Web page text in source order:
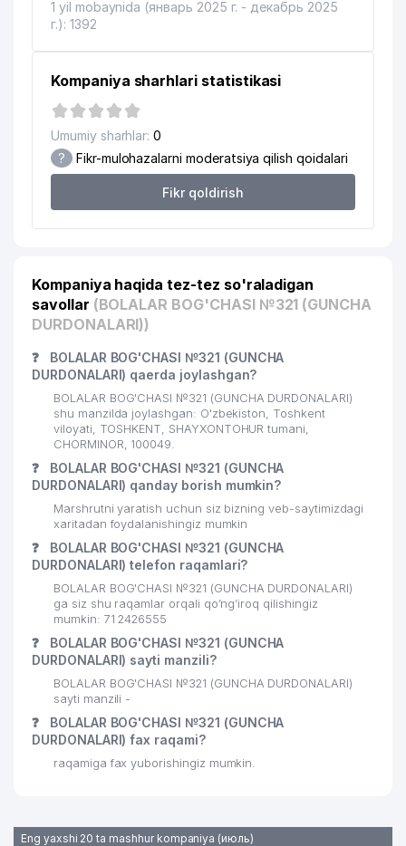
1 yil mobaynida (январь 2025 г. - декабрь 2025
г.): 1392
Kompaniya sharhlari statistikasi
Umumiy sharhlar: 0
? Fikr-mulohazalarni moderatsiya qilish qoidalari
Fikr qoldirish
Kompaniya haqida tez-tez so'raladigan
savollar (BOLALAR BOG'CHASI №321 (GUNCHA
DURDONALARI))
❓
BOLALAR BOG'CHASI №321 (GUNCHA
DURDONALARI) qaerda joylashgan?
BOLALAR BOG'CHASI №321 (GUNCHA DURDONALARI)
shu manzilda joylashgan: O'zbekiston, Toshkent
viloyati, TOSHKENT, SHAYXONTOHUR tumani,
CHORMINOR, 100049.
❓
BOLALAR BOG'CHASI №321 (GUNCHA
DURDONALARI) qanday borish mumkin?
Marshrutni yaratish uchun siz bizning veb-saytimizdagi
xaritadan foydalanishingiz mumkin
❓
BOLALAR BOG'CHASI №321 (GUNCHA
DURDONALARI) telefon raqamlari?
BOLALAR BOG'CHASI №321 (GUNCHA DURDONALARI)
ga siz shu raqamlar orqali qo’ng’iroq qilishingiz
mumkin: 71 2426555
❓
BOLALAR BOG'CHASI №321 (GUNCHA
DURDONALARI) sayti manzili?
BOLALAR BOG'CHASI №321 (GUNCHA DURDONALARI)
sayti manzili -
❓
BOLALAR BOG'CHASI №321 (GUNCHA
DURDONALARI) fax raqami?
raqamiga fax yuborishingiz mumkin.
Eng yaxshi 20 ta mashhur kompaniya (июль)